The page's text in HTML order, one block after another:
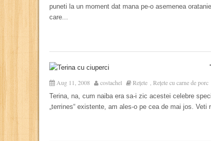
puneti la un moment dat mana pe-o asemenea
care...
Aug 11, 2008 costachel Rețete , Rețete cu carne de porc
Terina, na, cum naiba era sa-i zic acestei celebre
„terrines“ existente, am ales-o pe cea de mai jos.